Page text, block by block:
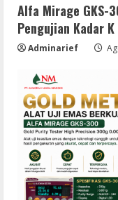
Alfa Mirage GKS-
Pengujian Kadar
Adminarief